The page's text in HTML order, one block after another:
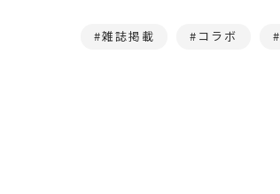
雑誌掲載 コラボ